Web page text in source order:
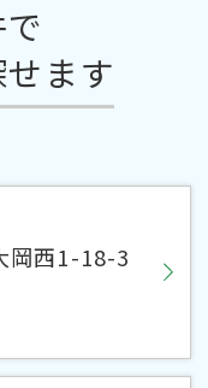
ます
岡西1-18-3